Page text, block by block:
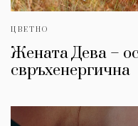
ЦВЕТНО
Жената Дева –
свръхенергична